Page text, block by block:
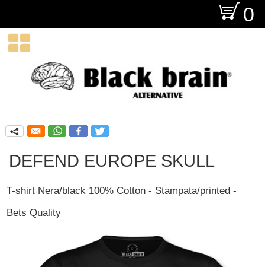
O 0

q
DEFEND EUROPE SKULL
T-shirt Nera/black 100% Cotton - Stampata/printed -
Bets Quality